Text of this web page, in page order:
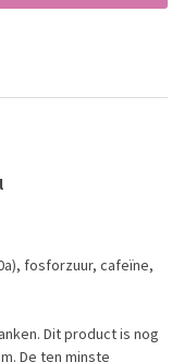
fosforzuur, cafeïne,
Dit product is nog
De ten minste